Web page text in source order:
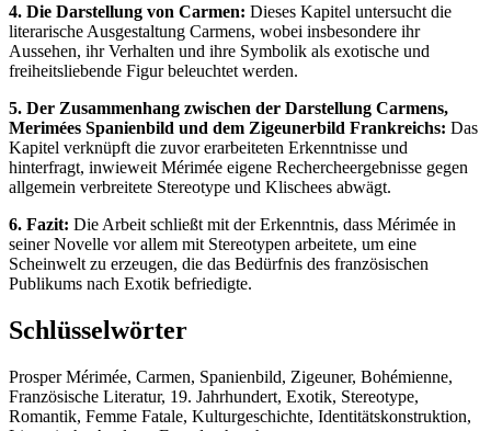
4. Die Darstellung von Carmen: Dieses Kapitel untersucht die
literarische Ausgestaltung Carmens, wobei insbesondere ihr
Aussehen, ihr Verhalten und ihre Symbolik als exotische und
freiheitsliebende Figur beleuchtet werden.
5. Der Zusammenhang zwischen der Darstellung Carmens,
Merimées Spanienbild und dem Zigeunerbild Frankreichs: Das
Kapitel verknüpft die zuvor erarbeiteten Erkenntnisse und
hinterfragt, inwieweit Mérimée eigene Rechercheergebnisse gegen
allgemein verbreitete Stereotype und Klischees abwägt.
6. Fazit: Die Arbeit schließt mit der Erkenntnis, dass Mérimée in
seiner Novelle vor allem mit Stereotypen arbeitete, um eine
Scheinwelt zu erzeugen, die das Bedürfnis des französischen
Publikums nach Exotik befriedigte.
Schlüsselwörter
Prosper Mérimée, Carmen, Spanienbild, Zigeuner, Bohémienne,
Französische Literatur, 19. Jahrhundert, Exotik, Stereotype,
Romantik, Femme Fatale, Kulturgeschichte, Identitätskonstruktion,